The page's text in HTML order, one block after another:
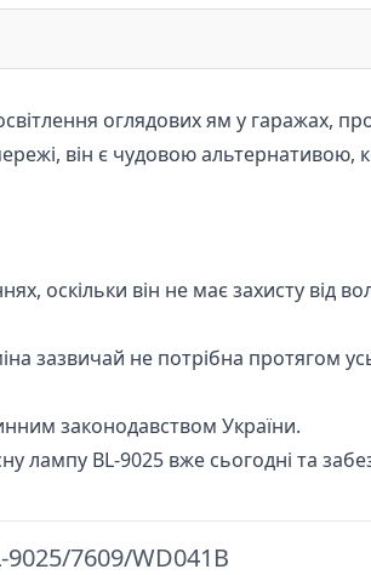
оглядових ям у гаражах,
він є чудовою альтернативою,
оскільки він не має захисту від
зазвичай не потрібна протягом
законодавством України.
лампу BL-9025 вже сьогодні та
7609/WD041B